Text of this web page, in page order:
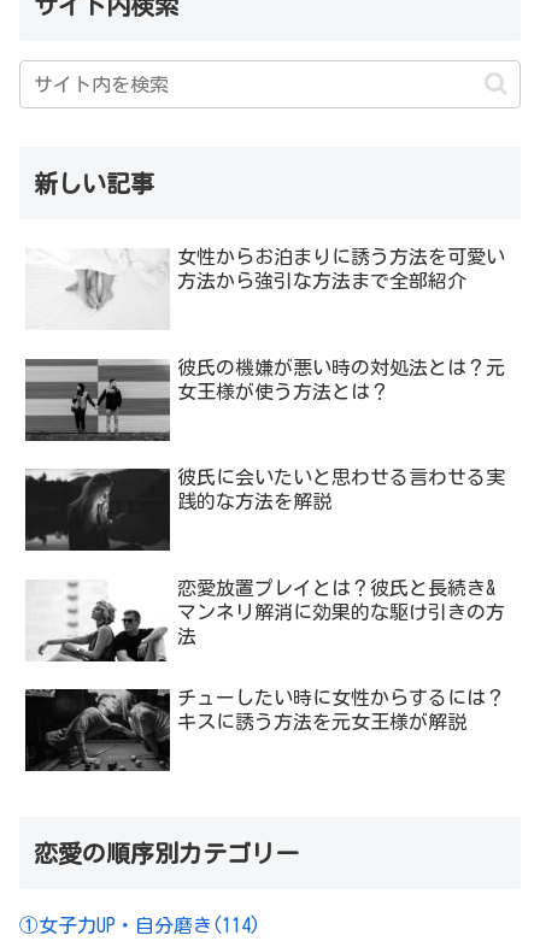
サイト内検索
新しい記事
女性からお泊まりに誘う方法を可愛い
方法から強引な方法まで全部紹介
彼氏の機嫌が悪い時の対処法とは？元
女王様が使う方法とは？
彼氏に会いたいと思わせる言わせる実
践的な方法を解説
恋愛放置プレイとは？彼氏と長続き&
マンネリ解消に効果的な駆け引きの方
法
チューしたい時に女性からするには？
キスに誘う方法を元女王様が解説
恋愛の順序別カテゴリー
①女子力UP・自分磨き (114)